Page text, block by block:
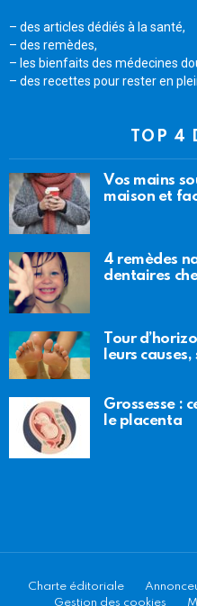
– des articles dédiés à la santé,
– des remèdes,
– les bienfaits des médecines
– des recettes pour rester en
TOP 4
Vos mains
maison et
4 remèdes
dentaires
Tour
leurs
Grossesse :
le placenta
Charte éditoriale
Gestion des cookies